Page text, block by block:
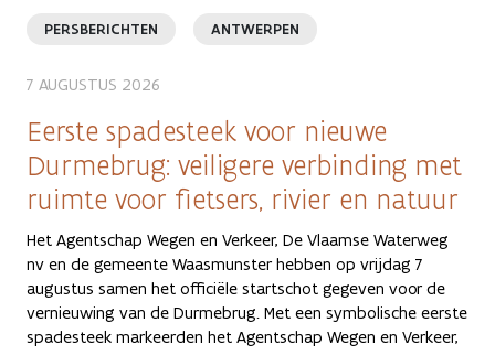
PERSBERICHTEN ANTWERPEN
7 AUGUSTUS 2026
Eerste spadesteek voor nieuwe
Durmebrug: veiligere verbinding met
ruimte voor fietsers, rivier en natuur
Het Agentschap Wegen en Verkeer, De Vlaamse Waterweg
nv en de gemeente Waasmunster hebben op vrijdag 7
augustus samen het officiële startschot gegeven voor de
vernieuwing van de Durmebrug. Met een symbolische eerste
spadesteek markeerden het Agentschap Wegen en Verkeer,